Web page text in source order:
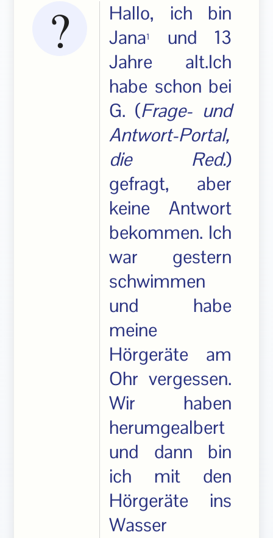
Hallo, ich bin
Jana1
und 13
Jahre alt.Ich
habe schon bei
G. (Frage- und
Antwort-Portal,
die Red.)
gefragt, aber
keine Antwort
bekommen. Ich
war gestern
schwimmen
und habe
meine
Hörgeräte am
Ohr vergessen.
Wir haben
herumgealbert
und dann bin
ich mit den
Hörgeräte ins
Wasser